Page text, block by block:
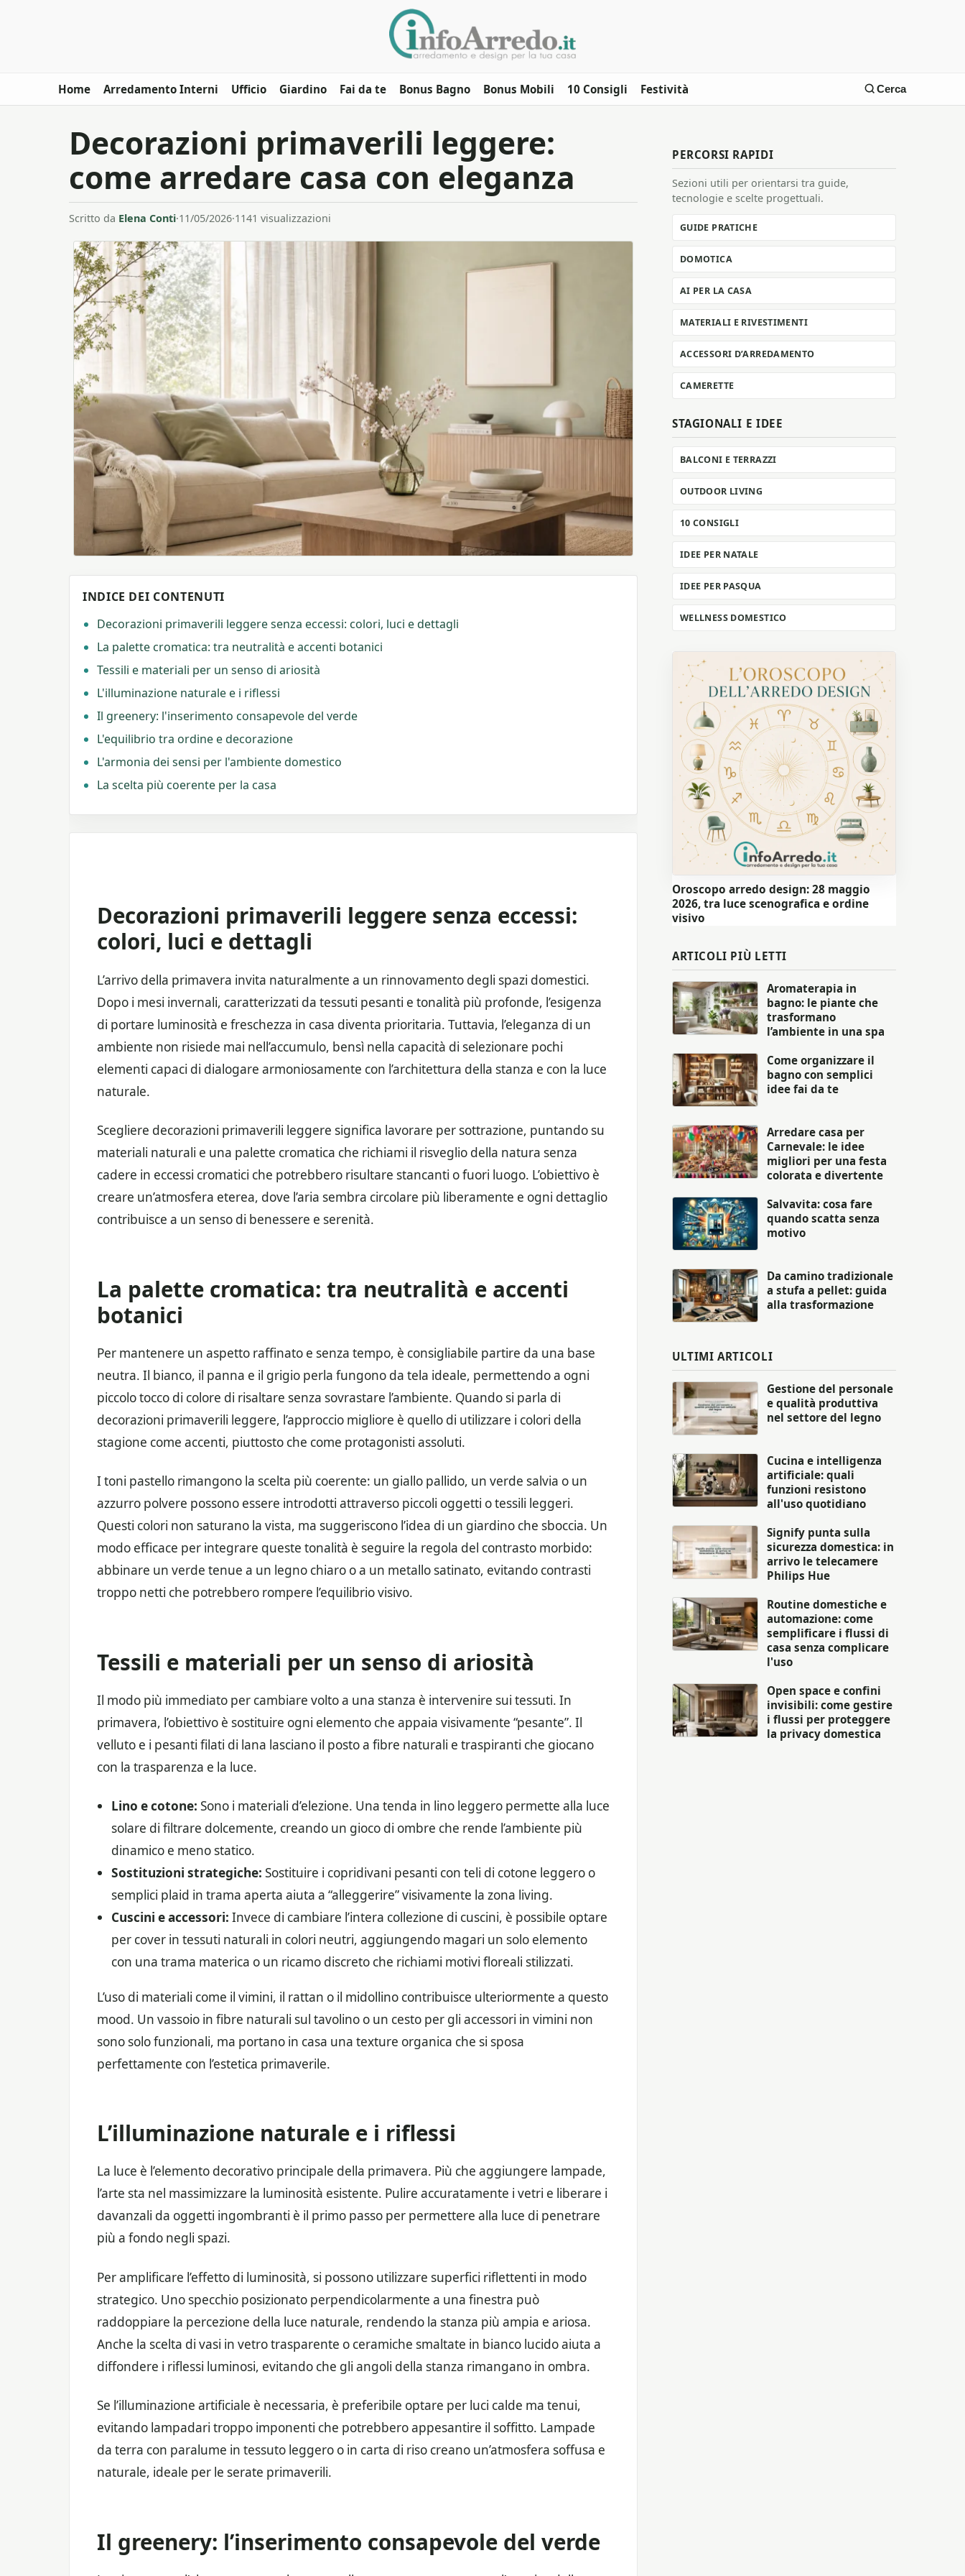
Home Arredamento Interni Ufficio Giardino Fai da te Bonus Bagno Bonus Mobili 10 Consigli Festività Cerca
Decorazioni primaverili leggere:
come arredare casa con eleganza
Scritto da Elena Conti·11/05/2026·1141 visualizzazioni
INDICE DEI CONTENUTI
Decorazioni primaverili leggere senza eccessi: colori, luci e dettagli
La palette cromatica: tra neutralità e accenti botanici
Tessili e materiali per un senso di ariosità
L'illuminazione naturale e i riflessi
Il greenery: l'inserimento consapevole del verde
L'equilibrio tra ordine e decorazione
L'armonia dei sensi per l'ambiente domestico
La scelta più coerente per la casa
Decorazioni primaverili leggere senza eccessi:
colori, luci e dettagli
L’arrivo della primavera invita naturalmente a un rinnovamento degli spazi domestici.
Dopo i mesi invernali, caratterizzati da tessuti pesanti e tonalità più profonde, l’esigenza
di portare luminosità e freschezza in casa diventa prioritaria. Tuttavia, l’eleganza di un
ambiente non risiede mai nell’accumulo, bensì nella capacità di selezionare pochi
elementi capaci di dialogare armoniosamente con l’architettura della stanza e con la luce
naturale.
Scegliere decorazioni primaverili leggere significa lavorare per sottrazione, puntando su
materiali naturali e una palette cromatica che richiami il risveglio della natura senza
cadere in eccessi cromatici che potrebbero risultare stancanti o fuori luogo. L’obiettivo è
creare un’atmosfera eterea, dove l’aria sembra circolare più liberamente e ogni dettaglio
contribuisce a un senso di benessere e serenità.
La palette cromatica: tra neutralità e accenti
botanici
Per mantenere un aspetto raffinato e senza tempo, è consigliabile partire da una base
neutra. Il bianco, il panna e il grigio perla fungono da tela ideale, permettendo a ogni
piccolo tocco di colore di risaltare senza sovrastare l’ambiente. Quando si parla di
decorazioni primaverili leggere, l’approccio migliore è quello di utilizzare i colori della
stagione come accenti, piuttosto che come protagonisti assoluti.
I toni pastello rimangono la scelta più coerente: un giallo pallido, un verde salvia o un
azzurro polvere possono essere introdotti attraverso piccoli oggetti o tessili leggeri.
Questi colori non saturano la vista, ma suggeriscono l’idea di un giardino che sboccia. Un
modo efficace per integrare queste tonalità è seguire la regola del contrasto morbido:
abbinare un verde tenue a un legno chiaro o a un metallo satinato, evitando contrasti
troppo netti che potrebbero rompere l’equilibrio visivo.
Tessili e materiali per un senso di ariosità
Il modo più immediato per cambiare volto a una stanza è intervenire sui tessuti. In
primavera, l’obiettivo è sostituire ogni elemento che appaia visivamente “pesante”. Il
velluto e i pesanti filati di lana lasciano il posto a fibre naturali e traspiranti che giocano
con la trasparenza e la luce.
Lino e cotone: Sono i materiali d’elezione. Una tenda in lino leggero permette alla luce
solare di filtrare dolcemente, creando un gioco di ombre che rende l’ambiente più
dinamico e meno statico.
Sostituzioni strategiche: Sostituire i copridivani pesanti con teli di cotone leggero o
semplici plaid in trama aperta aiuta a “alleggerire” visivamente la zona living.
Cuscini e accessori: Invece di cambiare l’intera collezione di cuscini, è possibile optare
per cover in tessuti naturali in colori neutri, aggiungendo magari un solo elemento
con una trama materica o un ricamo discreto che richiami motivi floreali stilizzati.
L’uso di materiali come il vimini, il rattan o il midollino contribuisce ulteriormente a questo
mood. Un vassoio in fibre naturali sul tavolino o un cesto per gli accessori in vimini non
sono solo funzionali, ma portano in casa una texture organica che si sposa
perfettamente con l’estetica primaverile.
L’illuminazione naturale e i riflessi
La luce è l’elemento decorativo principale della primavera. Più che aggiungere lampade,
l’arte sta nel massimizzare la luminosità esistente. Pulire accuratamente i vetri e liberare i
davanzali da oggetti ingombranti è il primo passo per permettere alla luce di penetrare
più a fondo negli spazi.
Per amplificare l’effetto di luminosità, si possono utilizzare superfici riflettenti in modo
strategico. Uno specchio posizionato perpendicolarmente a una finestra può
raddoppiare la percezione della luce naturale, rendendo la stanza più ampia e ariosa.
Anche la scelta di vasi in vetro trasparente o ceramiche smaltate in bianco lucido aiuta a
diffondere i riflessi luminosi, evitando che gli angoli della stanza rimangano in ombra.
Se l’illuminazione artificiale è necessaria, è preferibile optare per luci calde ma tenui,
evitando lampadari troppo imponenti che potrebbero appesantire il soffitto. Lampade
da terra con paralume in tessuto leggero o in carta di riso creano un’atmosfera soffusa e
naturale, ideale per le serate primaverili.
Il greenery: l’inserimento consapevole del verde
PERCORSI RAPIDI
Sezioni utili per orientarsi tra guide,
tecnologie e scelte progettuali.
GUIDE PRATICHE
DOMOTICA
AI PER LA CASA
MATERIALI E RIVESTIMENTI
ACCESSORI D’ARREDAMENTO
CAMERETTE
STAGIONALI E IDEE
BALCONI E TERRAZZI
OUTDOOR LIVING
10 CONSIGLI
IDEE PER NATALE
IDEE PER PASQUA
WELLNESS DOMESTICO
Oroscopo arredo design: 28 maggio
2026, tra luce scenografica e ordine
visivo
ARTICOLI PIÙ LETTI
Aromaterapia in
bagno: le piante che
trasformano
l’ambiente in una spa
Come organizzare il
bagno con semplici
idee fai da te
Arredare casa per
Carnevale: le idee
migliori per una festa
colorata e divertente
Salvavita: cosa fare
quando scatta senza
motivo
Da camino tradizionale
a stufa a pellet: guida
alla trasformazione
ULTIMI ARTICOLI
Gestione del personale
e qualità produttiva
nel settore del legno
Cucina e intelligenza
artificiale: quali
funzioni resistono
all'uso quotidiano
Signify punta sulla
sicurezza domestica: in
arrivo le telecamere
Philips Hue
Routine domestiche e
automazione: come
semplificare i flussi di
casa senza complicare
l'uso
Open space e confini
invisibili: come gestire
i flussi per proteggere
la privacy domestica